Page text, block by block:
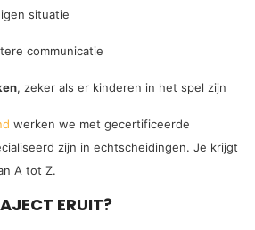
situatie
communicatie
, zeker als er kinderen in het spel zijn
werken we met gecertificeerde
zijn in echtscheidingen. Je krijgt
A tot Z.
ERUIT?